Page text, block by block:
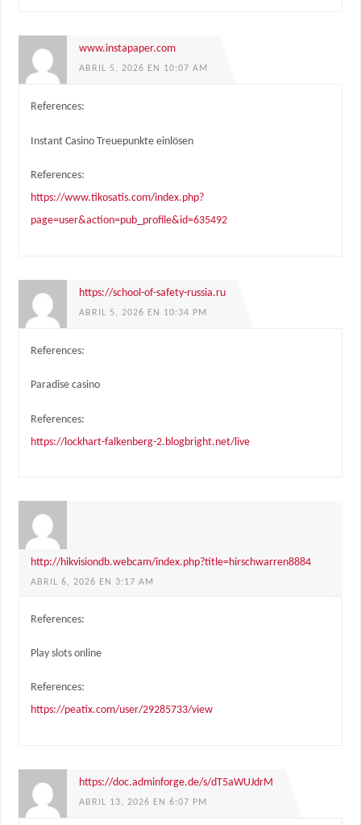
www.instapaper.com
ABRIL 5, 2026 EN 10:07 AM
References:
Instant Casino Treuepunkte einlösen
References:
https://www.tikosatis.com/index.php?
page=user&action=pub_profile&id=635492
https://school-of-safety-russia.ru
ABRIL 5, 2026 EN 10:34 PM
References:
Paradise casino
References:
https://lockhart-falkenberg-2.blogbright.net/live
http://hikvisiondb.webcam/index.php?title=hirschwarren8884
ABRIL 6, 2026 EN 3:17 AM
References:
Play slots online
References:
https://peatix.com/user/29285733/view
https://doc.adminforge.de/s/dT5aWUJdrM
ABRIL 13, 2026 EN 6:07 PM